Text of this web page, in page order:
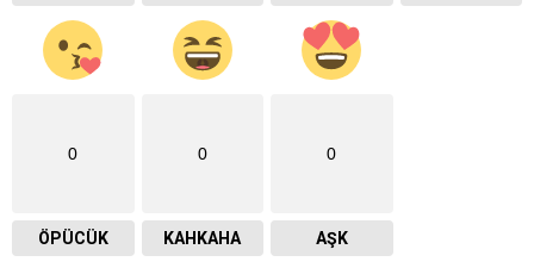
0
ÖPÜCÜK
0
KAHKAHA
0
AŞK